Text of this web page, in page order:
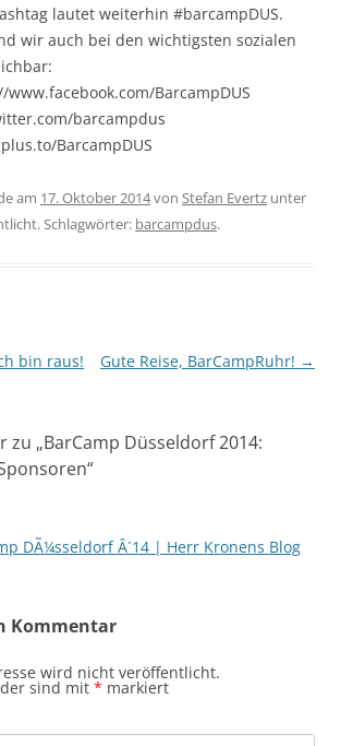
lautet weiterhin #barcampDUS.
wir auch bei den wichtigsten sozialen
www.facebook.com/BarcampDUS
barcampdus
BarcampDUS
am 17. Oktober 2014von Stefan Evertz unter
Schlagwörter: barcampdus.
bin raus! Gute Reise, BarCampRuhr! →
zu „BarCamp Düsseldorf 2014:
“
DÃ¼sseldorf Â´14 | Herr Kronens Blog
Kommentar
wird nicht veröffentlicht.
sind mit * markiert